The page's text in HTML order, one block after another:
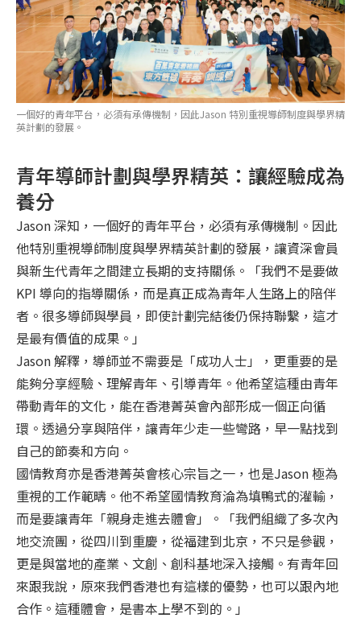
一個好的青年平台，必須有承傳機制，因此Jason 特別重視導師制度與學界精
英計劃的發展。
青年導師計劃與學界精英：讓經驗成為
養分
Jason 深知，一個好的青年平台，必須有承傳機制。因此
他特別重視導師制度與學界精英計劃的發展，讓資深會員
與新生代青年之間建立長期的支持關係。「我們不是要做
KPI 導向的指導關係，而是真正成為青年人生路上的陪伴
者。很多導師與學員，即使計劃完結後仍保持聯繫，這才
是最有價值的成果。」
Jason 解釋，導師並不需要是「成功人士」，更重要的是
能夠分享經驗、理解青年、引導青年。他希望這種由青年
帶動青年的文化，能在香港菁英會內部形成一個正向循
環。透過分享與陪伴，讓青年少走一些彎路，早一點找到
自己的節奏和方向。
國情教育亦是香港菁英會核心宗旨之一，也是Jason 極為
重視的工作範疇。他不希望國情教育淪為填鴨式的灌輸，
而是要讓青年「親身走進去體會」。「我們組織了多次內
地交流團，從四川到重慶，從福建到北京，不只是參觀，
更是與當地的產業、文創、創科基地深入接觸。有青年回
來跟我說，原來我們香港也有這樣的優勢，也可以跟內地
合作。這種體會，是書本上學不到的。」